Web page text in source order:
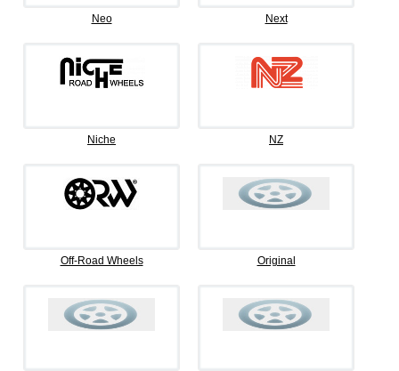
Neo Next
Niche NZ
Off-Road Wheels Original